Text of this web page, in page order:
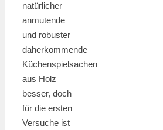
natürlicher
anmutende
und robuster
daherkommende
Küchenspielsachen
aus Holz
besser, doch
für die ersten
Versuche ist